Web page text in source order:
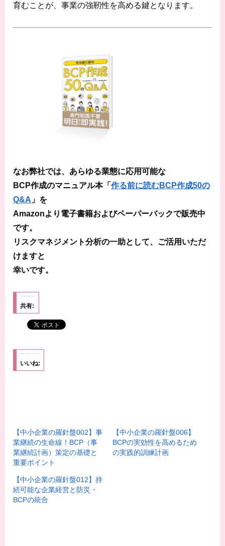
育むことが、事業の強靭性を高める鍵となります。
なお弊社では、あらゆる業態に応用可能な
BCP作成のマニュアル本「 作る前に読むBCP作成50の
Q&A 」を
Amazonより電子書籍およびペーパーバックで販売中
です。
リスクマネジメント分析の一助として、ご活用いただ
けますと
幸いです。
共有:
いいね:
【中小企業の羅針盤002】事
業継続の生命線！BCP（事
業継続計画）策定の基礎と
重要ポイント
【中小企業の羅針盤006】
BCPの実効性を高めるため
の実践的訓練計画
【中小企業の羅針盤012】持
続可能な企業経営と防災・
BCPの統合